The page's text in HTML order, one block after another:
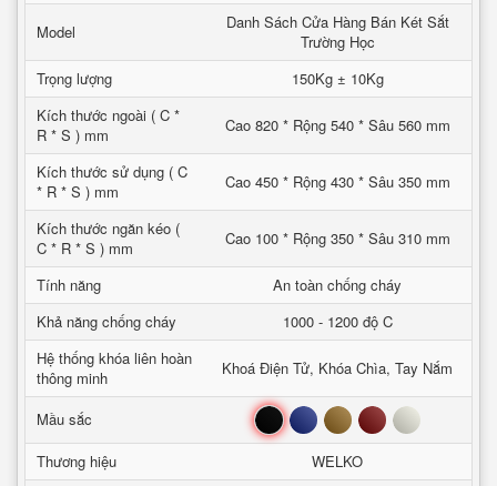
Model
Danh Sách Cửa Hàng Bán Két Sắt
Trường Học
Trọng lượng
150Kg ± 10Kg
Kích thước ngoài ( C *
R * S ) mm
Cao 820 * Rộng 540 * Sâu 560 mm
Kích thước sử dụng ( C
* R * S ) mm
Cao 450 * Rộng 430 * Sâu 350 mm
Kích thước ngăn kéo (
C * R * S ) mm
Cao 100 * Rộng 350 * Sâu 310 mm
Tính năng
An toàn chống cháy
Khả năng chống cháy
1000 - 1200 độ C
Hệ thống khóa liên hoàn
thông minh
Khoá Điện Tử, Khóa Chìa, Tay Nắm
Mầu sắc Đen Xanh Nâu Đỏ Trắng
Thương hiệu
WELKO